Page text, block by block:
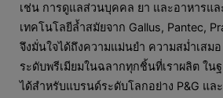
เช่น การดูแลส่วนบุคคล ยา และอาหารแล
เทคโนโลยีล้ำสมัยจาก Gallus, Pantec,
จึงมั่นใจได้ถึงความแม่นยำ ความสม่ำเสม
ระดับพรีเมียมในฉลากทุกชิ้นที่เราผลิต ใน
ได้สำหรับแบรนด์ระดับโลกอย่าง P&G แ